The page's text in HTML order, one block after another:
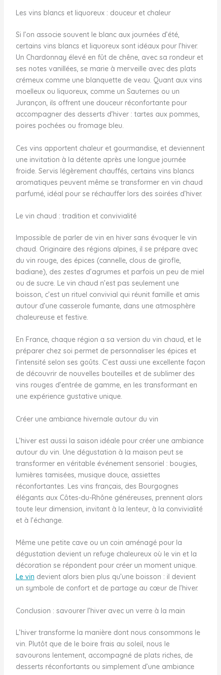
Les vins blancs et liquoreux : douceur et chaleur
Si l’on associe souvent le blanc aux journées d’été,
certains vins blancs et liquoreux sont idéaux pour l’hiver.
Un Chardonnay élevé en fût de chêne, avec sa rondeur et
ses notes vanillées, se marie à merveille avec des plats
crémeux comme une blanquette de veau. Quant aux vins
moelleux ou liquoreux, comme un Sauternes ou un
Jurançon, ils offrent une douceur réconfortante pour
accompagner des desserts d’hiver : tartes aux pommes,
poires pochées ou fromage bleu.
Ces vins apportent chaleur et gourmandise, et deviennent
une invitation à la détente après une longue journée
froide. Servis légèrement chauffés, certains vins blancs
aromatiques peuvent même se transformer en vin chaud
parfumé, idéal pour se réchauffer lors des soirées d’hiver.
Le vin chaud : tradition et convivialité
Impossible de parler de vin en hiver sans évoquer le vin
chaud. Originaire des régions alpines, il se prépare avec
du vin rouge, des épices (cannelle, clous de girofle,
badiane), des zestes d’agrumes et parfois un peu de miel
ou de sucre. Le vin chaud n’est pas seulement une
boisson, c’est un rituel convivial qui réunit famille et amis
autour d’une casserole fumante, dans une atmosphère
chaleureuse et festive.
En France, chaque région a sa version du vin chaud, et le
préparer chez soi permet de personnaliser les épices et
l’intensité selon ses goûts. C’est aussi une excellente façon
de découvrir de nouvelles bouteilles et de sublimer des
vins rouges d’entrée de gamme, en les transformant en
une expérience gustative unique.
Créer une ambiance hivernale autour du vin
L’hiver est aussi la saison idéale pour créer une ambiance
autour du vin. Une dégustation à la maison peut se
transformer en véritable événement sensoriel : bougies,
lumières tamisées, musique douce, assiettes
réconfortantes. Les vins français, des Bourgognes
élégants aux Côtes-du-Rhône généreuses, prennent alors
toute leur dimension, invitant à la lenteur, à la convivialité
et à l’échange.
Même une petite cave ou un coin aménagé pour la
dégustation devient un refuge chaleureux où le vin et la
décoration se répondent pour créer un moment unique.
Le vin devient alors bien plus qu’une boisson : il devient
un symbole de confort et de partage au cœur de l’hiver.
Conclusion : savourer l’hiver avec un verre à la main
L’hiver transforme la manière dont nous consommons le
vin. Plutôt que de le boire frais au soleil, nous le
savourons lentement, accompagné de plats riches, de
desserts réconfortants ou simplement d’une ambiance